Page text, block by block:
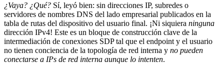
¿Vaya? ¿Qué? Sí, leyó bien: sin direcciones IP, subredes o
servidores de nombres DNS del lado empresarial publicados en la
tabla de rutas del dispositivo del usuario final. ¡Ni siquiera ninguna
dirección IPv4! Este es un bloque de construcción clave de la
intermediación de conexiones SDP tal que el endpoint y el usuario
no tienen conciencia de la topología de red interna y no pueden
conectarse a IPs de red interna aunque lo intenten.